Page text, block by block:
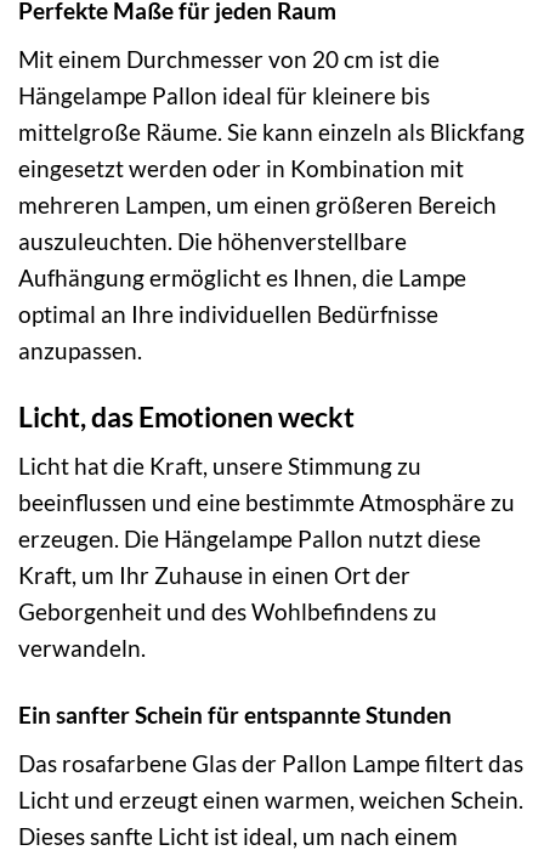
Perfekte Maße für jeden Raum
Mit einem Durchmesser von 20 cm ist die
Hängelampe Pallon ideal für kleinere bis
mittelgroße Räume. Sie kann einzeln als Blickfang
eingesetzt werden oder in Kombination mit
mehreren Lampen, um einen größeren Bereich
auszuleuchten. Die höhenverstellbare
Aufhängung ermöglicht es Ihnen, die Lampe
optimal an Ihre individuellen Bedürfnisse
anzupassen.
Licht, das Emotionen weckt
Licht hat die Kraft, unsere Stimmung zu
beeinflussen und eine bestimmte Atmosphäre zu
erzeugen. Die Hängelampe Pallon nutzt diese
Kraft, um Ihr Zuhause in einen Ort der
Geborgenheit und des Wohlbefindens zu
verwandeln.
Ein sanfter Schein für entspannte Stunden
Das rosafarbene Glas der Pallon Lampe filtert das
Licht und erzeugt einen warmen, weichen Schein.
Dieses sanfte Licht ist ideal, um nach einem